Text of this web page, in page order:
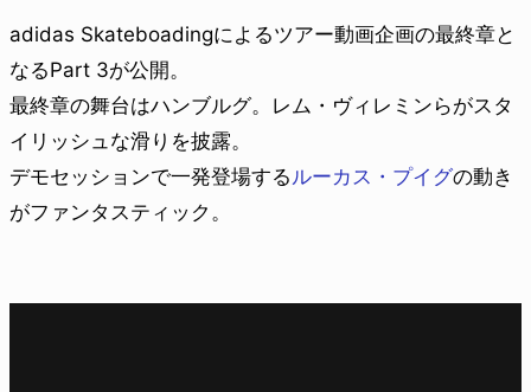
adidas Skateboadingによるツアー動画企画の最終章と
なるPart 3が公開。
最終章の舞台はハンブルグ。レム・ヴィレミンらがスタ
イリッシュな滑りを披露。
デモセッションで一発登場する ルーカス・プイグの動き
がファンタスティック。